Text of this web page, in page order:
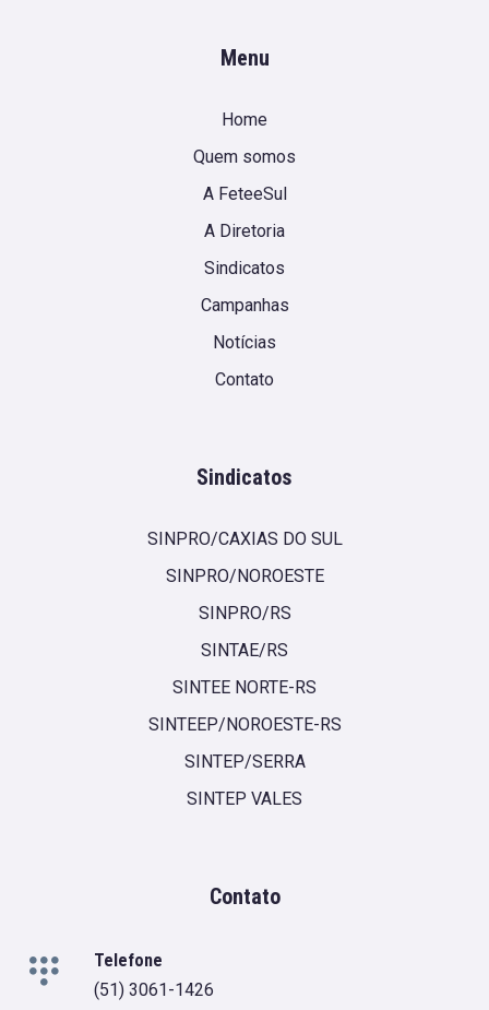
Menu
Home
Quem somos
A FeteeSul
A Diretoria
Sindicatos
Campanhas
Notícias
Contato
Sindicatos
SINPRO/CAXIAS DO SUL
SINPRO/NOROESTE
SINPRO/RS
SINTAE/RS
SINTEE NORTE-RS
SINTEEP/NOROESTE-RS
SINTEP/SERRA
SINTEP VALES
Contato
Telefone
(51) 3061-1426